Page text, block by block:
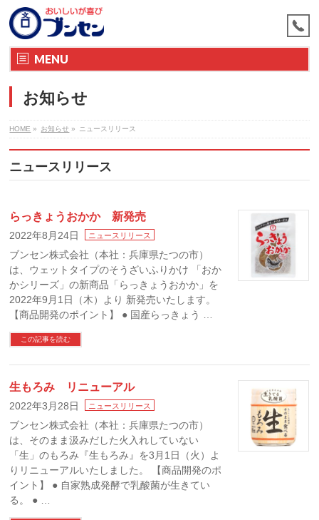
MENU
お知らせ
HOME » お知らせ » ニュースリリース
ニュースリリース
らっきょうおかか 新発売
2022年8月24日 ニュースリリース
ブンセン株式会社（本社：兵庫県たつの市）
は、ウェットタイプのそうざいふりかけ 「おか
かシリーズ」の新商品「らっきょうおかか」を
2022年9月1日（木）より 新発売いたします。
【商品開発のポイント】 ● 国産らっきょう …
この記事を読む
生もろみ リニューアル
2022年3月28日 ニュースリリース
ブンセン株式会社（本社：兵庫県たつの市）
は、そのまま汲みだした火入れしていない
「生」のもろみ『生もろみ』を3月1日（火）よ
りリニューアルいたしました。 【商品開発のポ
イント】 ● 自家熟成発酵で乳酸菌が生きてい
る。 ● …